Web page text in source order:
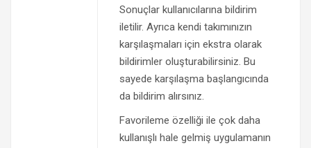
Sonuçlar kullanıcılarına bildirim
iletilir. Ayrıca kendi takımınızın
karşılaşmaları için ekstra olarak
bildirimler oluşturabilirsiniz. Bu
sayede karşılaşma başlangıcında
da bildirim alırsınız.
Favorileme özelliği ile çok daha
kullanışlı hale gelmiş uygulamanın